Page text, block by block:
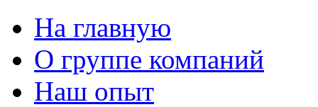
На главную
О группе компаний
Наш опыт